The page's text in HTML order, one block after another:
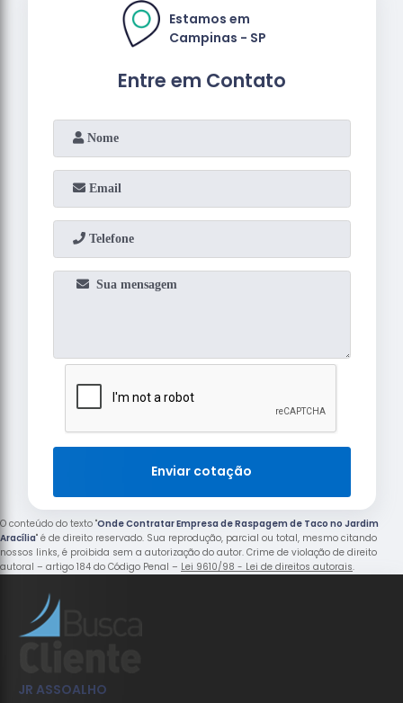
Entre em Contato
Estamos em
Campinas - SP
Enviar cotação
O conteúdo do texto "Onde Contratar Empresa de Raspagem de Taco no Jardim
Aracília" é de direito reservado. Sua reprodução, parcial ou total, mesmo citando
nossos links, é proibida sem a autorização do autor. Crime de violação de direito
autoral – artigo 184 do Código Penal – Lei 9610/98 - Lei de direitos autorais.
JR ASSOALHO